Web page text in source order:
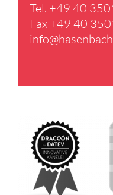
Tel. +49 40
Fax +49 40